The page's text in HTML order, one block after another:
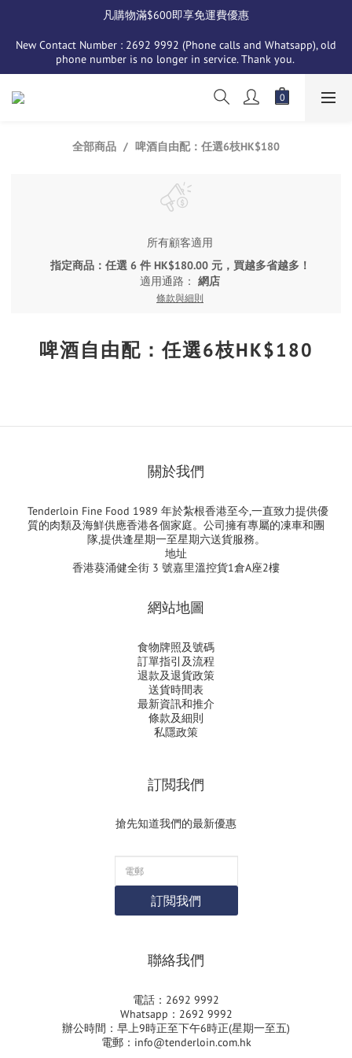
凡購物滿$600即享免運費優惠
New Contact Number : 2692 9992 (Phone calls and Whatsapp), old
phone number is no longer in service. Thank you.
全部商品 啤酒自由配：任選6枝HK$180
所有顧客適用
指定商品：任選 6 件 HK$180.00 元，買越多省越多！
適用通路： 網店
條款與細則
啤酒自由配：任選6枝HK$180
關於我們
Tenderloin Fine Food 1989 年於紮根香港至今,一直致力提供優
質的肉類及海鮮供應香港各個家庭。公司擁有專屬的凍車和團
隊,提供逢星期一至星期六送貨服務。
地址
香港葵涌健全街 3 號嘉里溫控貨1倉A座2樓
網站地圖
食物牌照及號碼
訂單指引及流程
退款及退貨政策
送貨時間表
最新資訊和推介
條款及細則
私隱政策
訂閲我們
搶先知道我們的最新優惠
訂閲我們
聯絡我們
電話：2692 9992
Whatsapp：2692 9992
辦公時間：早上9時正至下午6時正(星期一至五)
電郵：info@tenderloin.com.hk